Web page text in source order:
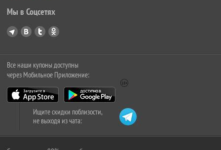
Мы в Соцсетях
Все наши купоны доступны
через Мобильное Приложение:
Ищите скидки поблизости,
не выходя из чата: